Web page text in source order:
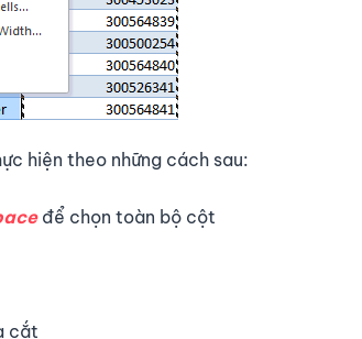
hiện theo những cách sau:
để chọn toàn bộ cột
cắt